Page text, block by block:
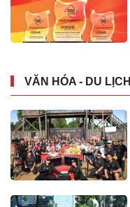
VĂN HÓA - DU LỊCH